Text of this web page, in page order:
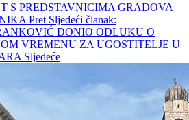
S PREDSTAVNICIMA GRADOVA
Pret Sljedeći članak:
DONIO ODLUKU O
VREMENU ZA UGOSTITELJE U
Sljedeće